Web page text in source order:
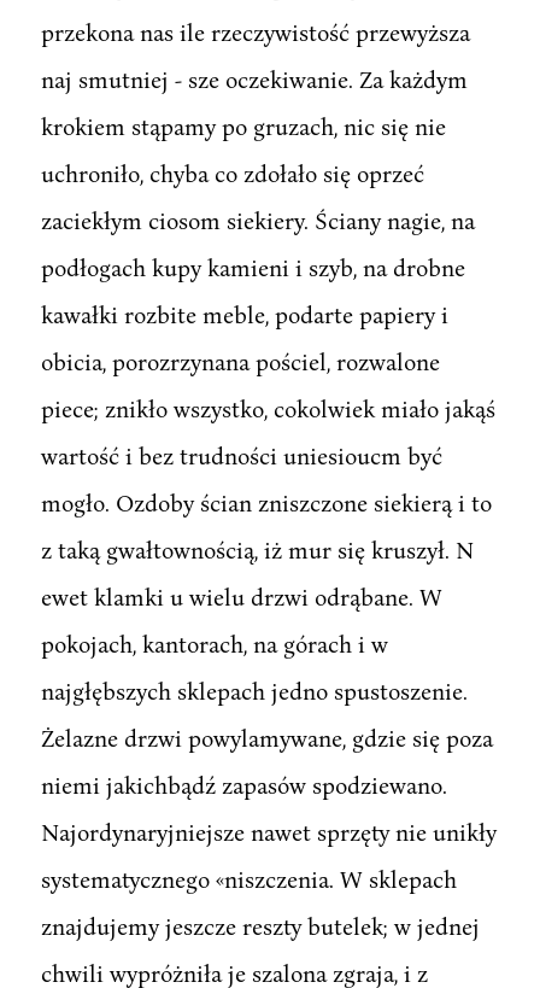
przekona nas ile rzeczywistość przewyższa
naj smutniej - sze oczekiwanie. Za każdym
krokiem stąpamy po gruzach, nic się nie
uchroniło, chyba co zdołało się oprzeć
zaciekłym ciosom siekiery. Ściany nagie, na
podłogach kupy kamieni i szyb, na drobne
kawałki rozbite meble, podarte papiery i
obicia, porozrzynana pościel, rozwalone
piece; znikło wszystko, cokolwiek miało jakąś
wartość i bez trudności uniesioucm być
mogło. Ozdoby ścian zniszczone siekierą i to
z taką gwałtownością, iż mur się kruszył. N
ewet klamki u wielu drzwi odrąbane. W
pokojach, kantorach, na górach i w
najgłębszych sklepach jedno spustoszenie.
Żelazne drzwi powylamywane, gdzie się poza
niemi jakichbądź zapasów spodziewano.
Najordynaryjniejsze nawet sprzęty nie unikły
systematycznego «niszczenia. W sklepach
znajdujemy jeszcze reszty butelek; w jednej
chwili wypróżniła je szalona zgraja, i z